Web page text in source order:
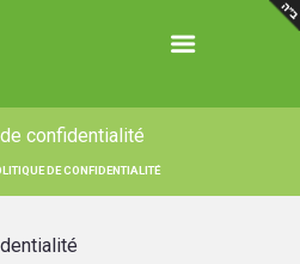
confidentialité
DE CONFIDENTIALITÉ